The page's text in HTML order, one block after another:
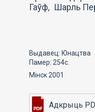
Гаўф, Шарль
Выдавец: Юнацтва
Памер: 254с.
Мінск 2001